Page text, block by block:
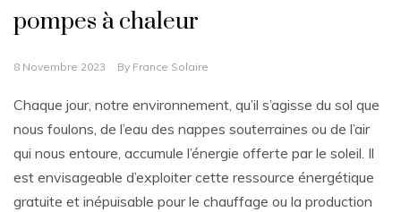
pompes à chaleur
8 Novembre 2023 By France Solaire
Chaque jour, notre environnement, qu’il s’agisse du sol que
nous foulons, de l’eau des nappes souterraines ou de l’air
qui nous entoure, accumule l’énergie offerte par le soleil. Il
est envisageable d’exploiter cette ressource énergétique
gratuite et inépuisable pour le chauffage ou la production